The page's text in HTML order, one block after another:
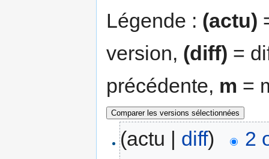
Légende : (actu)
version, (diff) =
précédente, m =
(actu | diff)
2